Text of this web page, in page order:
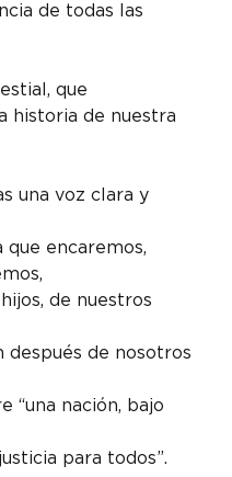
de todas las
que
historia de nuestra
una voz clara y
que encaremos,
de nuestros
después de nosotros
“una nación, bajo
para todos”.